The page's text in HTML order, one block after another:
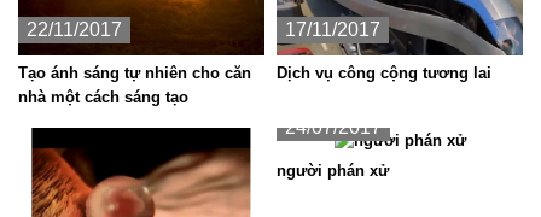
22/11/2017
Tạo ánh sáng tự nhiên cho căn
nhà một cách sáng tạo
17/11/2017
Dịch vụ công cộng tương lai
24/07/2017
người phán xử